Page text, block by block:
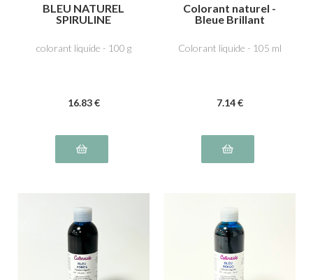
BLEU NATUREL
SPIRULINE
colorant liquide - 100 g
16.83 €
Colorant naturel -
Bleue Brillant
Colorant liquide - 105 ml
7.14 €